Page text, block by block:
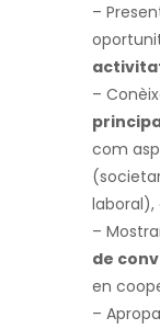
–
–
com
–
de
en
–